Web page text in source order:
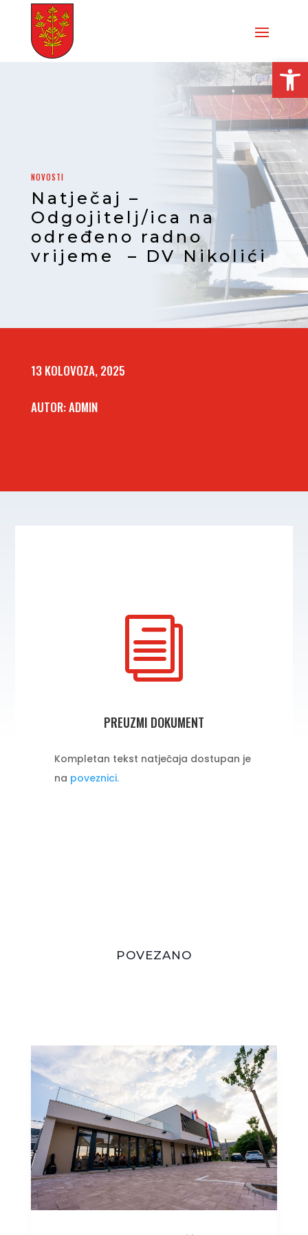
NOVOSTI
Natječaj –
Odgojitelj/ica na
određeno radno
vrijeme – DV Nikolići
13 KOLOVOZA, 2025
AUTOR: ADMIN
i
PREUZMI DOKUMENT
Kompletan tekst natječaja dostupan je
na poveznici.
POVEZANO